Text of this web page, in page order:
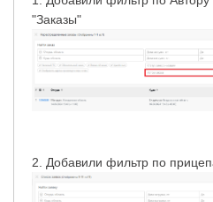
"Заказы"
2. Добавили фильтр по